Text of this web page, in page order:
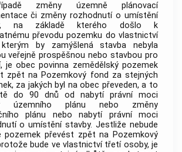
změny územně plánovací
či změny rozhodnutí o umístění
na základě kterého došlo k
převodu pozemku do vlastnictví
by zamýšlená stavba nebyla
veřejně prospěšnou nebo stavbou pro
jeobec povinna zemědělský pozemek
zpět na Pozemkový fond za stejných
za jakých byl naobec převeden, a to
do 90 dnů od nabytí právní moci
územního plánu nebo změny
plánu nebo nabytí právní moci
o umístění stavby. Jestliže nebude
pozemek převést zpět na Pozemkový
bude ve vlastnictví třetí osoby, je